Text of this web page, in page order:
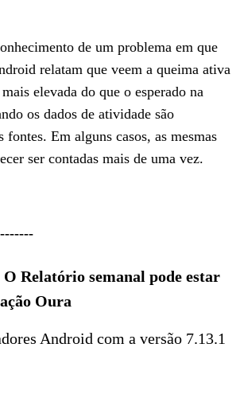
de um problema em que
relatam que veem a queima ativa
elevada do que o esperado na
os dados de atividade são
fontes. Em alguns casos, as mesmas
ser contadas mais de uma vez.
O Relatório semanal pode estar
Oura
Android com a versão 7.13.1